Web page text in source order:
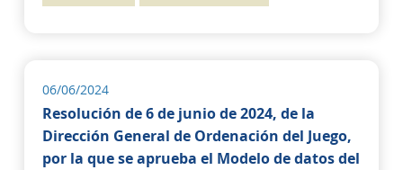
06/06/2024
Resolución de 6 de junio de 2024, de la
Dirección General de Ordenación del Juego,
por la que se aprueba el Modelo de datos del